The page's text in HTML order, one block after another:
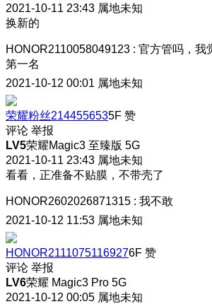
2021-10-11 23:43 属地未知
换新的
HONOR2110058049123 : 官方管吗，我
第一名
2021-10-12 00:01 属地未知
荣耀粉丝2144556535F 赞
评论 举报
LV5荣耀Magic3 至臻版 5G
2021-10-11 23:43 属地未知
看看，正准备不贴膜，不带壳了
HONOR2602026871315 : 我不敢
2021-10-12 11:53 属地未知
HONOR21110751169276F 赞
评论 举报
LV6荣耀 Magic3 Pro 5G
2021-10-12 00:05 属地未知